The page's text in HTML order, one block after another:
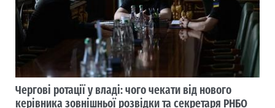
Чергові ротації у владі: чого чекати від нового
керівника зовнішньої розвідки та секретаря РНБО